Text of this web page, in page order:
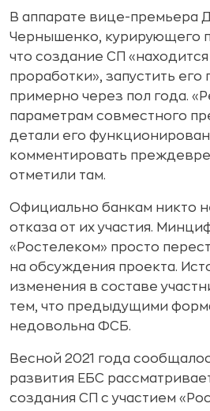
В аппарате вице-премьера
Чернышенко, курирующего
что создание СП
проработки», запустить его
примерно через пол года.
параметрам совместного
детали его
комментировать
отметили там.
Официально банкам никто
отказа от их участия.
«Ростелеком» просто
на обсуждения проекта.
изменения в составе
тем, что предыдущими
недовольна ФСБ.
Весной 2021 года
развития ЕБС
создания СП с участием